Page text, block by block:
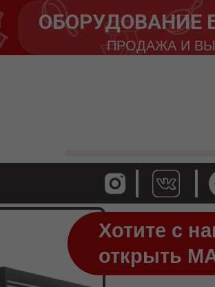
ОБОРУДОВАНИЕ
ПРОДАЖА И
Хотите с
открыть
Хотите с
открыть